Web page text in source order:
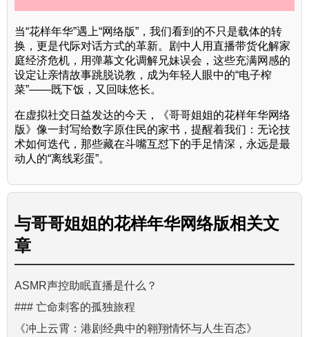
当“花样年华”遇上“网络版”，我们看到的不只是载体的转
换，更是代际对话方式的革新。剧中人用直播带货化解家
庭经济危机，用弹幕文化调解兄妹误会，这些充满网感的
设定让亲情故事跳脱说教，成为年轻人眼中的“电子榨
菜”——既下饭，又回味悠长。
在虚拟社交日益发达的今天，《哥哥姐姐的花样年华网络
版》像一封写给数字原住民的家书，提醒着我们：无论技
术如何迭代，那些藏在斗嘴互怼下的手足情深，永远是最
动人的“离线彩蛋”。
与哥哥姐姐的花样年华网络版相关文
章
ASMR声控助眠直播是什么？
### 亡命刺客的孤独旅程
《冲上云霄：港剧经典中的翱翔情怀与人生百态》